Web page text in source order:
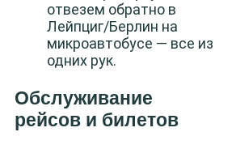
отвезем обратно в
Лейпциг/Берлин на
микроавтобусе — все из
одних рук.
Обслуживание
рейсов и билетов